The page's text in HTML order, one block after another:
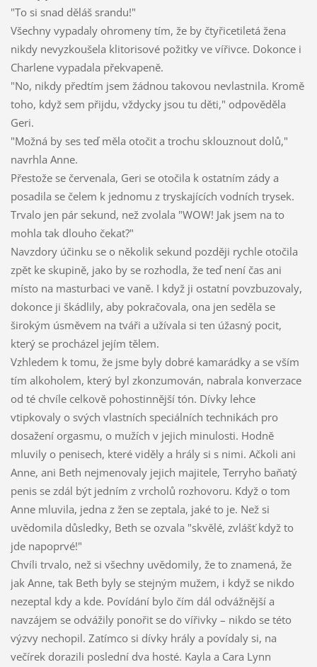
"To si snad děláš srandu!"
Všechny vypadaly ohromeny tím, že by čtyřicetiletá žena
nikdy nevyzkoušela klitorisové požitky ve vířivce. Dokonce i
Charlene vypadala překvapeně.
"No, nikdy předtím jsem žádnou takovou nevlastnila. Kromě
toho, když sem přijdu, vždycky jsou tu děti," odpověděla
Geri.
"Možná by ses teď měla otočit a trochu sklouznout dolů,"
navrhla Anne.
Přestože se červenala, Geri se otočila k ostatním zády a
posadila se čelem k jednomu z tryskajících vodních trysek.
Trvalo jen pár sekund, než zvolala "WOW! Jak jsem na to
mohla tak dlouho čekat?"
Navzdory účinku se o několik sekund později rychle otočila
zpět ke skupině, jako by se rozhodla, že teď není čas ani
místo na masturbaci ve vaně. I když ji ostatní povzbuzovaly,
dokonce ji škádlily, aby pokračovala, ona jen seděla se
širokým úsměvem na tváři a užívala si ten úžasný pocit,
který se procházel jejím tělem.
Vzhledem k tomu, že jsme byly dobré kamarádky a se vším
tím alkoholem, který byl zkonzumován, nabrala konverzace
od té chvíle celkově pohostinnější tón. Dívky lehce
vtipkovaly o svých vlastních speciálních technikách pro
dosažení orgasmu, o mužích v jejich minulosti. Hodně
mluvily o penisech, které viděly a hrály si s nimi. Ačkoli ani
Anne, ani Beth nejmenovaly jejich majitele, Terryho baňatý
penis se zdál být jedním z vrcholů rozhovoru. Když o tom
Anne mluvila, jedna z žen se zeptala, jaké to je. Než si
uvědomila důsledky, Beth se ozvala "skvělé, zvlášť když to
jde napoprvé!"
Chvíli trvalo, než si všechny uvědomily, že to znamená, že
jak Anne, tak Beth byly se stejným mužem, i když se nikdo
nezeptal kdy a kde. Povídání bylo čím dál odvážnější a
navzájem se odvážily ponořit se do vířivky – nikdo se této
výzvy nechopil. Zatímco si dívky hrály a povídaly si, na
večírek dorazili poslední dva hosté. Kayla a Cara Lynn